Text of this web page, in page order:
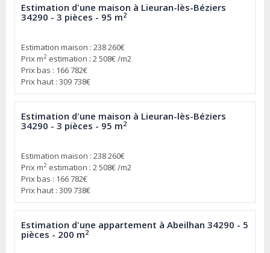
Estimation d'une maison à Lieuran-lès-Béziers
34290 - 3 pièces - 95 m2
Estimation maison : 238 260€
Prix m2 estimation : 2 508€ /m2
Prix bas : 166 782€
Prix haut : 309 738€
Estimation d'une maison à Lieuran-lès-Béziers
34290 - 3 pièces - 95 m2
Estimation maison : 238 260€
Prix m2 estimation : 2 508€ /m2
Prix bas : 166 782€
Prix haut : 309 738€
Estimation d'une appartement à Abeilhan 34290 - 5
pièces - 200 m2